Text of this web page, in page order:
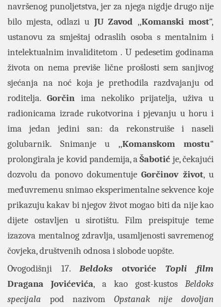
navršenog punoljetstva, jer za njega nigdje drugo nije
bilo mjesta, odlazi u JU Zavod ,,Komanski most“,
ustanovu za smještaj odraslih osoba s mentalnim i
intelektualnim invaliditetom . U pedesetim godinama
života on nema previše lične prošlosti sem sanjivog
sjećanja na noć koja je prethodila razdvajanju od
roditelja.Gorčin ima nekoliko prijatelja, uživa u
radionicama izrade rukotvorina i pjevanju u horu i
ima jedan jedini san: da rekonstruiše i naseli
golubarnik. Snimanje u ,,Komanskom mostu“
prolongirala je kovid pandemija, aŠabotić je, čekajući
dozvolu da ponovo dokumentujeGorčinov život, u
međuvremenu snimao eksperimentalne sekvence koje
prikazuju kakav bi njegov život mogao biti da nije kao
dijete ostavljen u sirotištu. Film preispituje teme
izazova mentalnog zdravlja, usamljenosti savremenog
čovjeka, društvenih odnosa i slobode uopšte.
Ovogodišnji 17.Beldoks otvoriće Topli film
Dragana Jovićevića, a kao gost-kustos Beldoks
specijala pod nazivom Opstanak nije dovoljan